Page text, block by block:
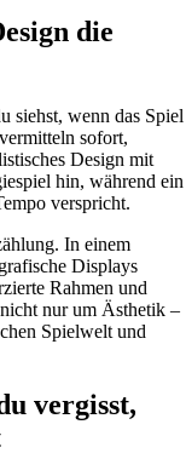
die
siehst, wenn das Spiel
sofort,
Design mit
hin, während ein
verspricht.
In einem
Displays
Rahmen und
nur um Ästhetik –
Spielwelt und
vergisst,